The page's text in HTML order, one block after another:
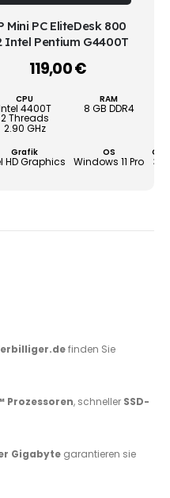
WÄHLEN
der
Mini PC EliteDesk 800
Intel Pentium G4400T
119,00€–
CPU
4400T
2 Threads
2.90 GHz
RAM
8 GB DDR4
Grafik
HD Graphics
OS
Windows 11 Pro 3
finden Sie
Prozessoren, schneller SSD-
Gigabyte garantieren sie